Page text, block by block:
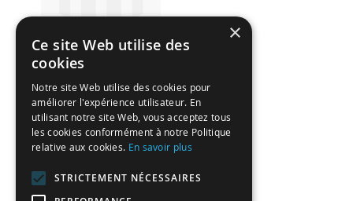
parchemin
Starting at
4,59 €
×
Ce site Web utilise des
cookies
Notre site Web utilise des cookies pour
améliorer l'expérience utilisateur. En
utilisant notre site Web, vous acceptez tous
les cookies conformément à notre Politique
relative aux cookies. En savoir plus
STRICTEMENT NÉCESSAIRES